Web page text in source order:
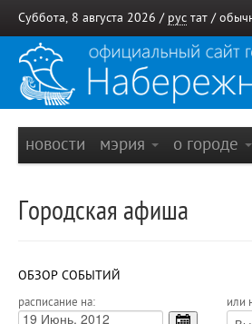
Суббота, 8 августа 2026 / рус тат /
новости мэрия о городе
Городская афиша
ОБЗОР СОБЫТИЙ
расписание на: или